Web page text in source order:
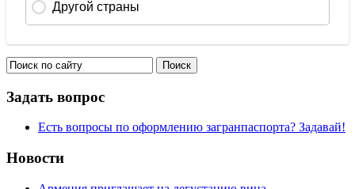
Задать вопрос
Есть вопросы по оформлению загранпаспорта? Задавай!
Новости